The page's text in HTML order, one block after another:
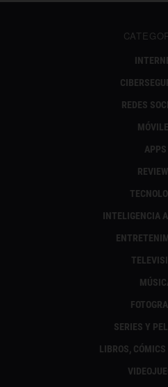
REDES
APPS
INTELIGENCIA
SERIES Y
LIBROS,